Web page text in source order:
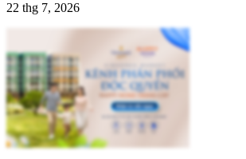
22 thg 7, 2026